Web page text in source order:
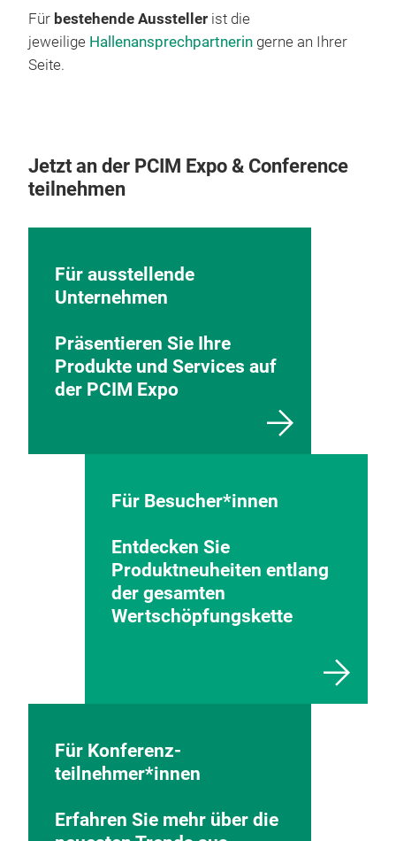
Für bestehende Aussteller ist die
jeweilige Hallenansprechpartnerin gerne an Ihrer
Seite.
Jetzt an der PCIM Expo & Conference
teilnehmen
Für ausstellende
Unternehmen
Präsentieren Sie Ihre
Produkte und Services auf
der PCIM Expo
Für Besucher*innen
Entdecken Sie
Produktneuheiten entlang
der gesamten
Wertschöpfungskette
Für Konferenz-
teilnehmer*innen
Erfahren Sie mehr über die